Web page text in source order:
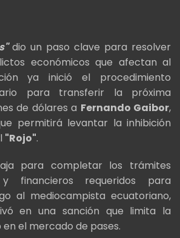
dio un paso clave para resolver
económicos que afectan al
ya inició el procedimiento
para transferir la próxima
de dólares a Fernando Gaibor,
permitirá levantar la inhibición
"Rojo".
para completar los trámites
y financieros requeridos para
al mediocampista ecuatoriano,
en una sanción que limita la
el mercado de pases.